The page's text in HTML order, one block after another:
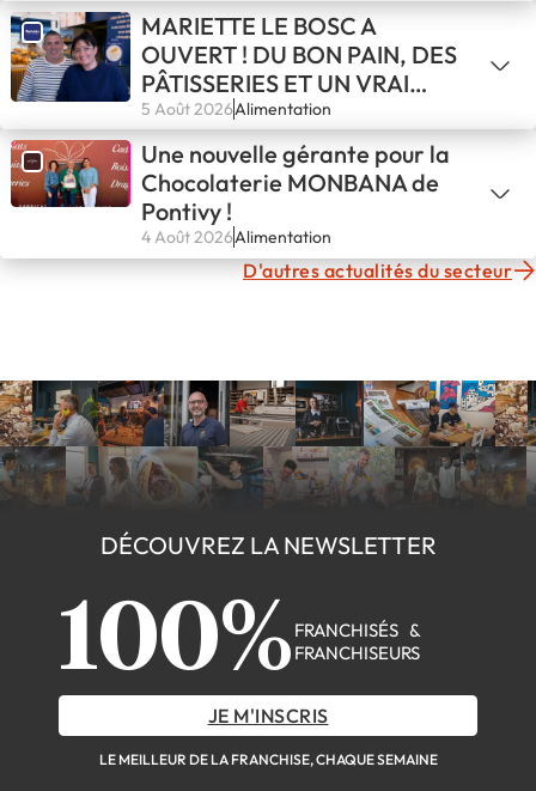
MARIETTE LE BOSC A
OUVERT ! DU BON PAIN, DES
PÂTISSERIES ET UN VRAI
COFFEE SHOP À DEUX PAS
DU LAC DU SALAGOU
5 Août 2026Alimentation
Une nouvelle gérante pour la
Chocolaterie MONBANA de
Pontivy !
4 Août 2026Alimentation
D'autres actualités du secteur
DÉCOUVREZ LA NEWSLETTER
100% FRANCHISÉS &
FRANCHISEURS
JE M'INSCRIS
LE MEILLEUR DE LA FRANCHISE, CHAQUE SEMAINE